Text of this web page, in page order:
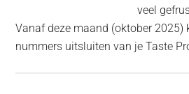
1000XM6
nieuwe
veel
Vanaf deze maand (oktober 2025)
nummers uitsluiten van je Taste